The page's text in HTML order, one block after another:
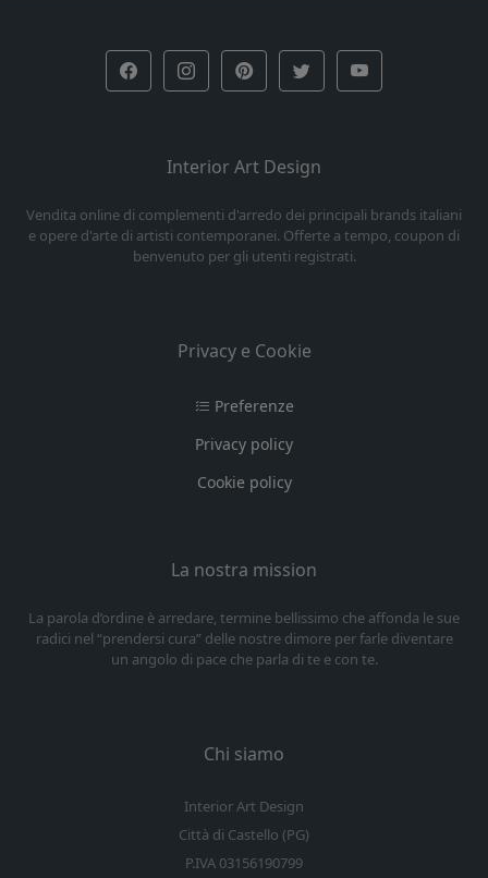
Interior Art Design
Vendita online di complementi d'arredo dei principali brands italiani
e opere d'arte di artisti contemporanei. Offerte a tempo, coupon di
benvenuto per gli utenti registrati.
Privacy e Cookie
Preferenze
Privacy policy
Cookie policy
La nostra mission
La parola d’ordine è arredare, termine bellissimo che affonda le sue
radici nel “prendersi cura” delle nostre dimore per farle diventare
un angolo di pace che parla di te e con te.
Chi siamo
Interior Art Design
Città di Castello (PG)
P.IVA 03156190799